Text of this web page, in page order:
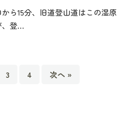
ら15分、旧道登山道はこの湿原
、登…
3 4 次へ »